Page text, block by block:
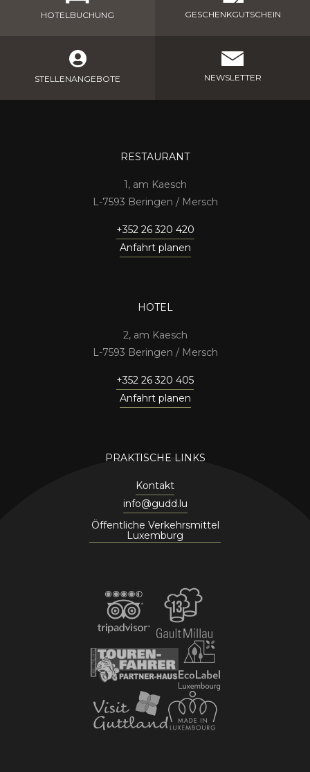
HOTELBUCHUNG GESCHENKGUTSCHEIN
STELLENANGEBOTE NEWSLETTER
RESTAURANT
1, am Kaesch
7593 Beringen / Mersch
+352 26 320 420
Anfahrt planen
HOTEL
2, am Kaesch
7593 Beringen / Mersch
+352 26 320 405
Anfahrt planen
PRAKTISCHE LINKS
Kontakt
info@gudd.lu
Öffentliche Verkehrsmittel
Luxemburg